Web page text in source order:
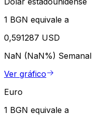
1 BGN equivale a
0,591287 USD
NaN (NaN%) Semanal
Ver gráfico
Euro
1 BGN equivale a